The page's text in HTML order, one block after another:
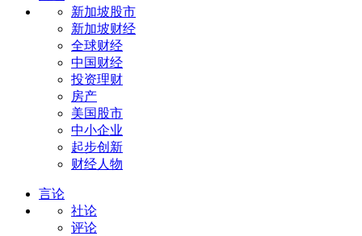
新加坡股市
新加坡财经
全球财经
中国财经
投资理财
房产
美国股市
中小企业
起步创新
财经人物
言论
社论
评论